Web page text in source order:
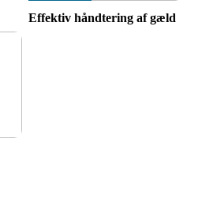
Effektiv håndtering af gæld